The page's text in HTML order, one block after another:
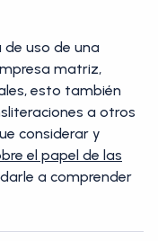
de uso de una
matriz,
esto también
a otros
considerar y
el papel de las
a comprender